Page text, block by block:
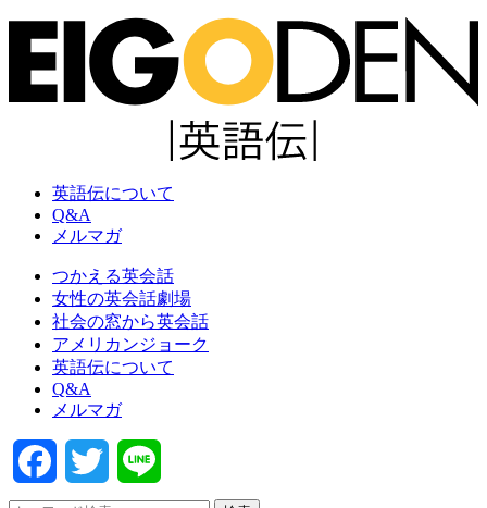
英語伝について
Q&A
メルマガ
つかえる英会話
女性の英会話劇場
社会の窓から英会話
アメリカンジョーク
英語伝について
Q&A
メルマガ
FacebookTwitter